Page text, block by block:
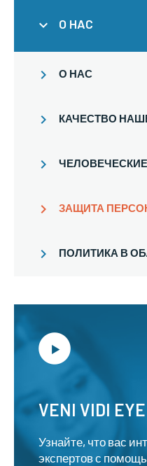
O HAC
О НАС
КАЧЕСТВО
ЗАЩИТА
ПОЛИТИКА В
VENI VIDI
Узнайте, что вас
экспертов с